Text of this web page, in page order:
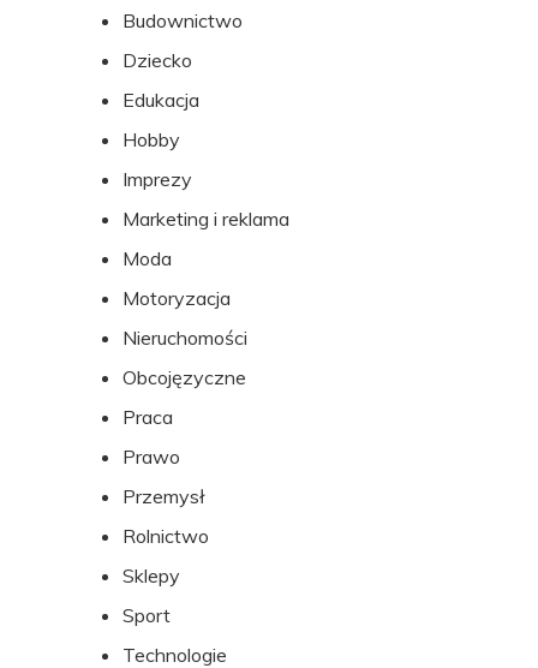
Budownictwo
Dziecko
Edukacja
Hobby
Imprezy
Marketing i reklama
Moda
Motoryzacja
Nieruchomości
Obcojęzyczne
Praca
Prawo
Przemysł
Rolnictwo
Sklepy
Sport
Technologie